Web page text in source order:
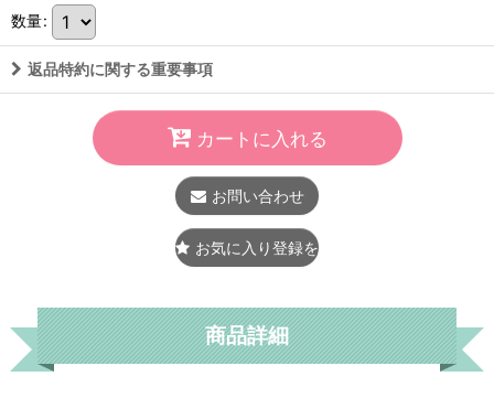
数量:
返品特約に関する重要事項
カートに入れる
お問い合わせ
お気に入り登録をする
商品詳細